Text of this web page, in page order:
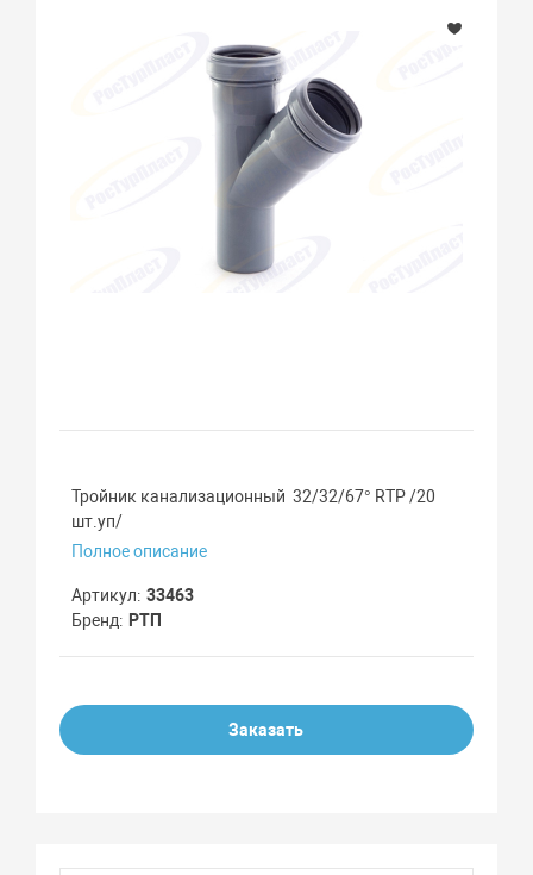
Тройник канализационный 32/32/67° RTP /20
шт.уп/
Полное описание
Артикул 33463
Бренд
РТП
Заказать